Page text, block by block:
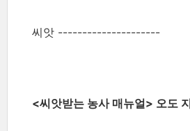
씨앗 ---------------------
<씨앗받는 농사 매뉴얼> 오도